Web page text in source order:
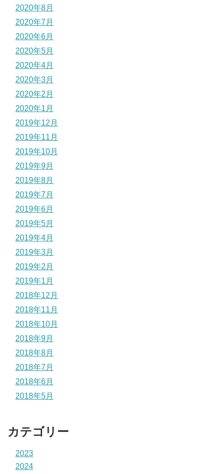
2020年8月
2020年7月
2020年6月
2020年5月
2020年4月
2020年3月
2020年2月
2020年1月
2019年12月
2019年11月
2019年10月
2019年9月
2019年8月
2019年7月
2019年6月
2019年5月
2019年4月
2019年3月
2019年2月
2019年1月
2018年12月
2018年11月
2018年10月
2018年9月
2018年8月
2018年7月
2018年6月
2018年5月
カテゴリー
2023
2024